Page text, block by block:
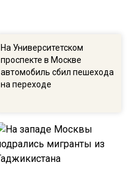
На Университетском
проспекте в Москве
автомобиль сбил пешехода
на переходе